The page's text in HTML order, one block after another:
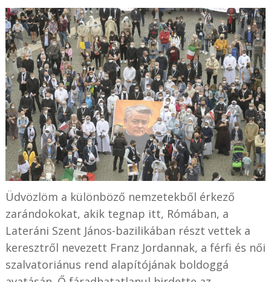
Üdvözlöm a különböző nemzetekből érkező
zarándokokat, akik tegnap itt, Rómában, a
Lateráni Szent János-bazilikában részt vettek a
keresztről nevezett Franz Jordannak, a férfi és női
szalvatoriánus rend alapítójának boldoggá